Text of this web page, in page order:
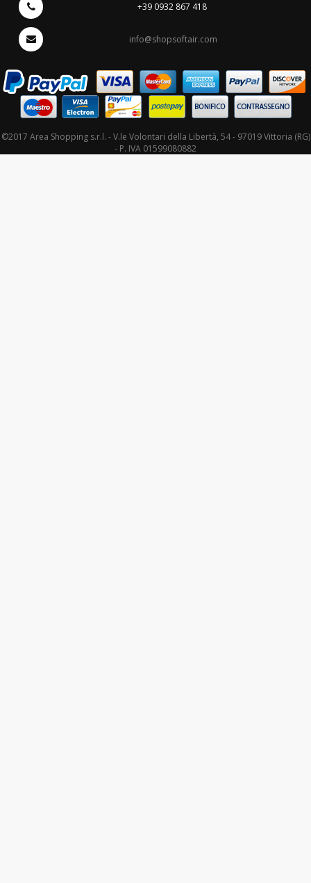
+39 0932 867 418
info@shopsoftair.com
©2017 Area Shopping s.r.l. -V.le Volontari della Libertà, 54- 97019 Vittoria (RG)
- P. IVA 01599080882